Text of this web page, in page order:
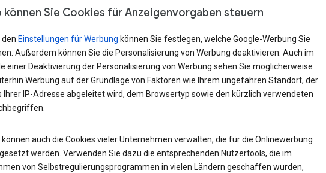
können Sie Cookies für Anzeigenvorgaben steuern
den Einstellungen für Werbung können Sie festlegen, welche Google-Werbung Sie
Außerdem können Sie die Personalisierung von Werbung deaktivieren. Auch im
einer Deaktivierung der Personalisierung von Werbung sehen Sie möglicherweise
Werbung auf der Grundlage von Faktoren wie Ihrem ungefähren Standort, der
Ihrer IP-Adresse abgeleitet wird, dem Browsertyp sowie den kürzlich verwendeten
können auch die Cookies vieler Unternehmen verwalten, die für die Onlinewerbung
werden. Verwenden Sie dazu die entsprechenden Nutzertools, die im
von Selbstregulierungsprogrammen in vielen Ländern geschaffen wurden,